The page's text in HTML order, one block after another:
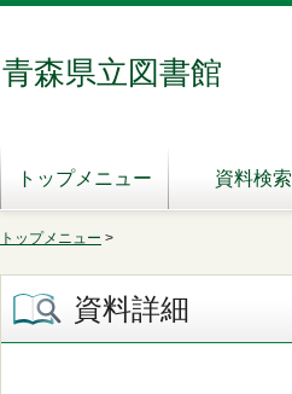
青森県立図書館
トップメニュー 資料検索
トップメニュー >
資料詳細